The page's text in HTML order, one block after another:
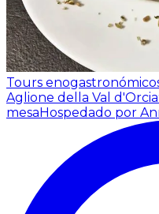
Tours
Aglione della Val
mesaHospedado por